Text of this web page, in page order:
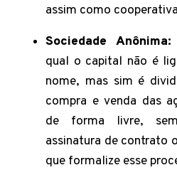
assim como
Sociedade Anônima:
qual o capital não é
nome, mas sim é
compra e venda das
de forma livre,
assinatura de contrato
que formalize esse